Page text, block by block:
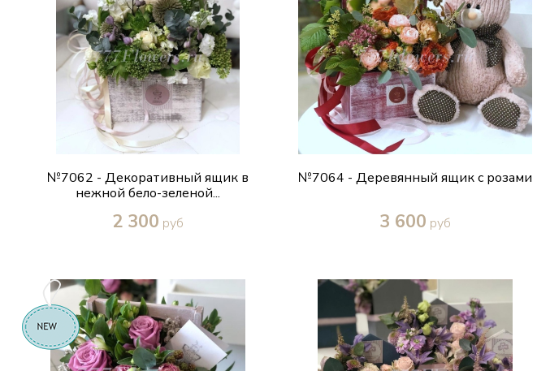
№7062 - Декоративный ящик в
нежной бело-зеленой...
2 300 руб
№7064 - Деревянный ящик с розами
3 600 руб